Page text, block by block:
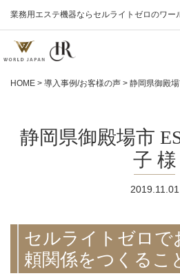
業務用エステ機器ならセルライトゼロのワー
HOME > 導入事例/お客様の声 > 静岡県御殿
静岡県御殿場市
子 様
2019.11.01
セルライトゼロで
頼関係をつくるこ